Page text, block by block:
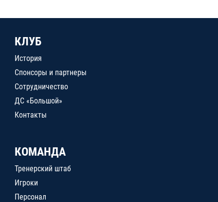
КЛУБ
История
Спонсоры и партнеры
Сотрудничество
ДС «Большой»
Контакты
КОМАНДА
Тренерский штаб
Игроки
Персонал